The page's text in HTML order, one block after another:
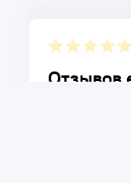
Отзывов